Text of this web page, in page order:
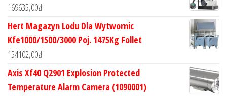
169635,00zł
Hert Magazyn Lodu Dla Wytwornic
Kfe1000/1500/3000 Poj. 1475Kg Follet
154102,00zł
Axis Xf40 Q2901 Explosion Protected
Temperature Alarm Camera (1090001)